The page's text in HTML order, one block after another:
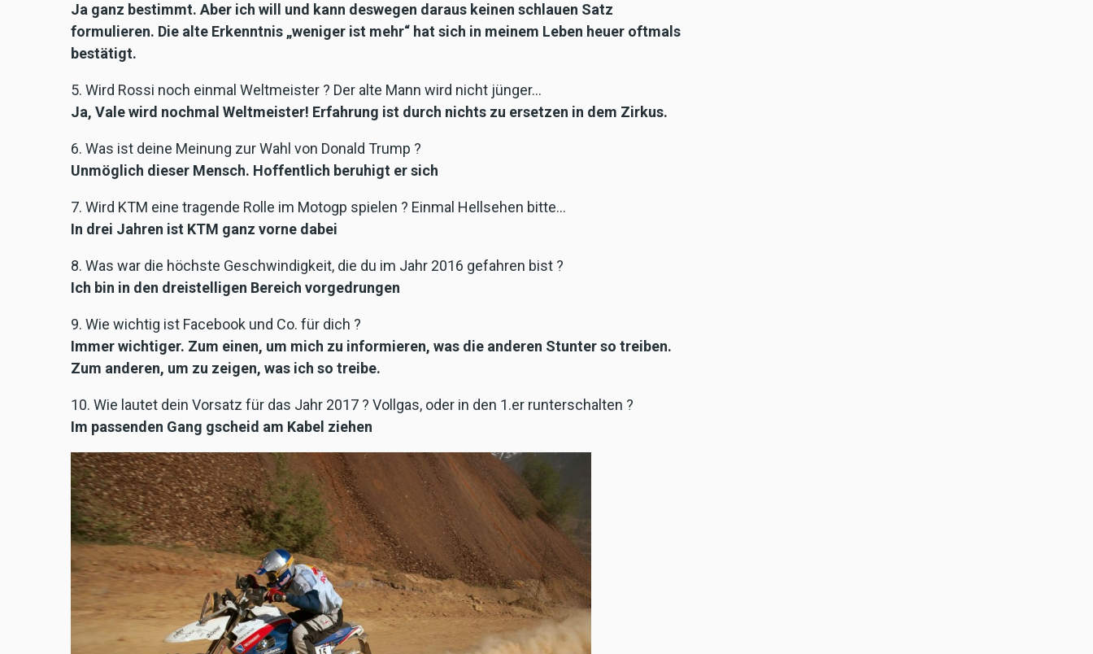
Ja ganz bestimmt. Aber ich will und kann deswegen daraus keinen schlauen Satz
formulieren. Die alte Erkenntnis „weniger ist mehr“ hat sich in meinem Leben heuer oftmals
bestätigt.
5. Wird Rossi noch einmal Weltmeister ? Der alte Mann wird nicht jünger…
Ja, Vale wird nochmal Weltmeister! Erfahrung ist durch nichts zu ersetzen in dem Zirkus.
6. Was ist deine Meinung zur Wahl von Donald Trump ?
Unmöglich dieser Mensch. Hoffentlich beruhigt er sich
7. Wird KTM eine tragende Rolle im Motogp spielen ? Einmal Hellsehen bitte…
In drei Jahren ist KTM ganz vorne dabei
8. Was war die höchste Geschwindigkeit, die du im Jahr 2016 gefahren bist ?
Ich bin in den dreistelligen Bereich vorgedrungen
9. Wie wichtig ist Facebook und Co. für dich ?
Immer wichtiger. Zum einen, um mich zu informieren, was die anderen Stunter so treiben.
Zum anderen, um zu zeigen, was ich so treibe.
10. Wie lautet dein Vorsatz für das Jahr 2017 ? Vollgas, oder in den 1.er runterschalten ?
Im passenden Gang gscheid am Kabel ziehen